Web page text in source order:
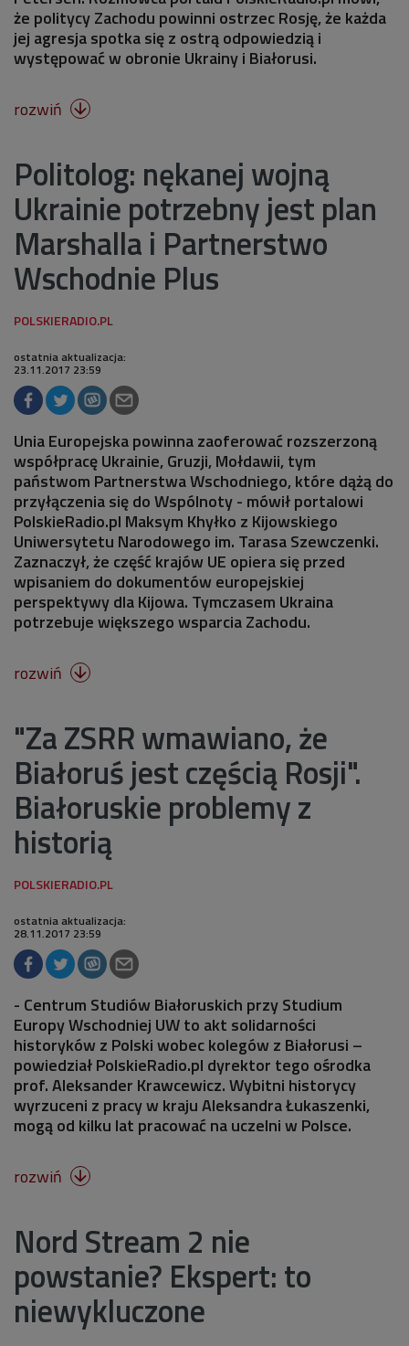
że politycy Zachodu powinni ostrzec Rosję, że każda
jej agresja spotka się z ostrą odpowiedzią i
występować w obronie Ukrainy i Białorusi.
rozwiń 
Politolog: nękanej wojną
Ukrainie potrzebny jest plan
Marshalla i Partnerstwo
Wschodnie Plus
ostatnia aktualizacja:
23.11.2017 23:59
Unia Europejska powinna zaoferować rozszerzoną
współpracę Ukrainie, Gruzji, Mołdawii, tym
państwom Partnerstwa Wschodniego, które dążą do
przyłączenia się do Wspólnoty - mówił portalowi
PolskieRadio.pl Maksym Khyłko z Kijowskiego
Uniwersytetu Narodowego im. Tarasa Szewczenki.
Zaznaczył, że część krajów UE opiera się przed
wpisaniem do dokumentów europejskiej
perspektywy dla Kijowa. Tymczasem Ukraina
potrzebuje większego wsparcia Zachodu.
rozwiń 
"Za ZSRR wmawiano, że
Białoruś jest częścią Rosji".
Białoruskie problemy z
historią
ostatnia aktualizacja:
28.11.2017 23:59
- Centrum Studiów Białoruskich przy Studium
Europy Wschodniej UW to akt solidarności
historyków z Polski wobec kolegów z Białorusi –
powiedział PolskieRadio.pl dyrektor tego ośrodka
prof. Aleksander Krawcewicz. Wybitni historycy
wyrzuceni z pracy w kraju Aleksandra Łukaszenki,
mogą od kilku lat pracować na uczelni w Polsce.
rozwiń 
Nord Stream 2 nie
powstanie? Ekspert: to
niewykluczone